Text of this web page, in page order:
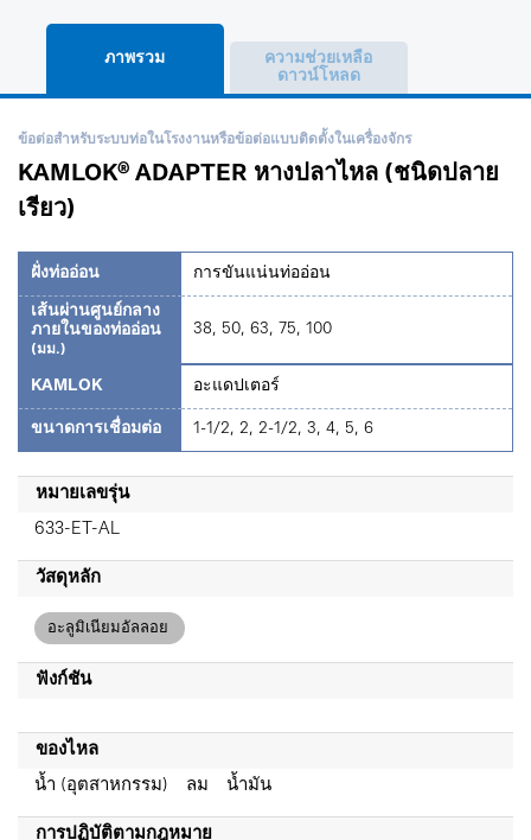
ภาพรวม
ความช่วยเหลือ
ดาวน์โหลด
KAMLOK® ADAPTER หางปลาไหล (ชนิดปลาย
เรียว)
ข้อต่อสำหรับระบบท่อในโรงงานหรือข้อต่อแบบติดตั้งในเครื่องจักร
ฝั่งท่ออ่อน การขันแน่นท่ออ่อน
เส้นผ่านศูนย์กลาง
ภายในของท่ออ่อน
(มม.)
38, 50, 63, 75, 100
KAMLOK อะแดปเตอร์
ขนาดการเชื่อมต่อ 1-1/2, 2, 2-1/2, 3, 4, 5, 6
หมายเลขรุ่น
633-ET-AL
วัสดุหลัก
อะลูมิเนียมอัลลอย
ฟังก์ชัน
ของไหล
น้ำ (อุตสาหกรรม) ลม น้ำมัน
การปฏิบัติตามกฎหมาย